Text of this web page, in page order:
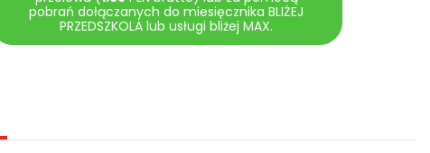
pobrań dołączanych do miesięcznika BLIŻEJ
PRZEDSZKOLA lub usługi bliżej MAX.